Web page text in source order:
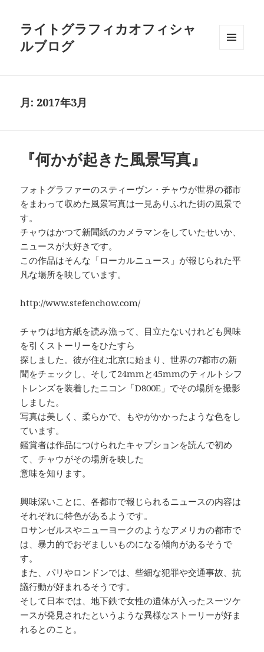
ライトグラフィカオフィシャ
ルブログ
月: 2017年3月
『何かが起きた風景写真』
フォトグラファーのスティーヴン・チャウが世界の都市
をまわって収めた風景写真は一見ありふれた街の風景で
す。
チャウはかつて新聞紙のカメラマンをしていたせいか、
ニュースが大好きです。
この作品はそんな「ローカルニュース」が報じられた平
凡な場所を映しています。
http://www.stefenchow.com/
チャウは地方紙を読み漁って、目立たないけれども興味
を引くストーリーをひたすら
探しました。彼が住む北京に始まり、世界の7都市の新
聞をチェックし、そして24mmと45mmのティルトシフ
トレンズを装着したニコン「D800E」でその場所を撮影
しました。
写真は美しく、柔らかで、もやがかかったような色をし
ています。
鑑賞者は作品につけられたキャプションを読んで初め
て、チャウがその場所を映した
意味を知ります。
興味深いことに、各都市で報じられるニュースの内容は
それぞれに特色があるようです。
ロサンゼルスやニューヨークのようなアメリカの都市で
は、暴力的でおぞましいものになる傾向があるそうで
す。
また、パリやロンドンでは、些細な犯罪や交通事故、抗
議行動が好まれるそうです。
そして日本では、地下鉄で女性の遺体が入ったスーツケ
ースが発見されたというような異様なストーリーが好ま
れるとのこと。